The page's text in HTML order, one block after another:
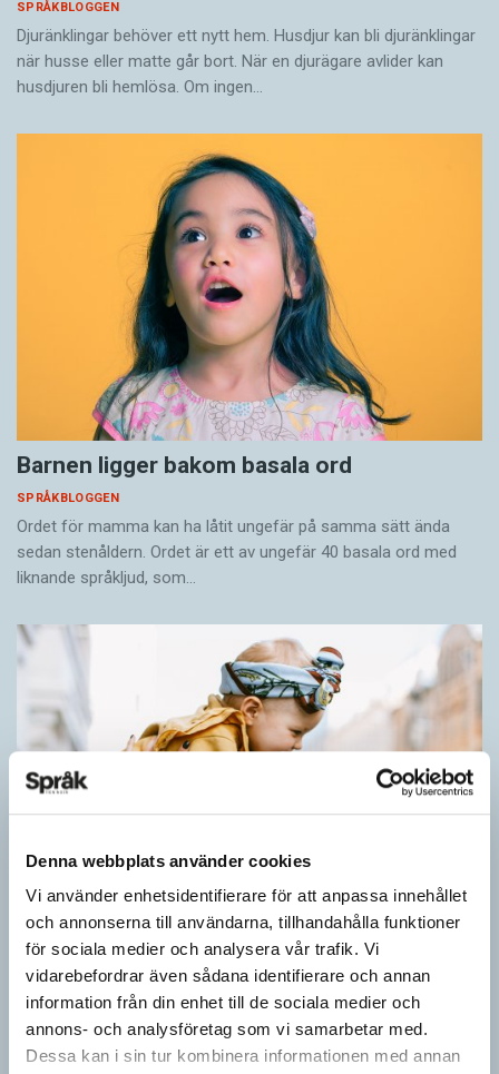
Denna webbplats använder cookies
Vi använder enhetsidentifierare för att anpassa innehållet
och annonserna till användarna, tillhandahålla funktioner
för sociala medier och analysera vår trafik. Vi
vidarebefordrar även sådana identifierare och annan
information från din enhet till de sociala medier och
annons- och analysföretag som vi samarbetar med.
Dessa kan i sin tur kombinera informationen med annan
SPRÅKBLOGGEN
Djuränklingar behöver ett nytt hem. Husdjur kan bli djuränklingar
när husse eller matte går bort. När en djurägare avlider kan
husdjuren bli hemlösa. Om ingen…
Barnen ligger bakom basala ord
SPRÅKBLOGGEN
Ordet för mamma kan ha låtit ungefär på samma sätt ända
sedan stenåldern. Ordet är ett av ungefär 40 basala ord med
liknande språkljud, som…
Barn lär sig komplexa satser tidigt
Små barn, som ännu inte kan tala, kan redan ha snappat upp